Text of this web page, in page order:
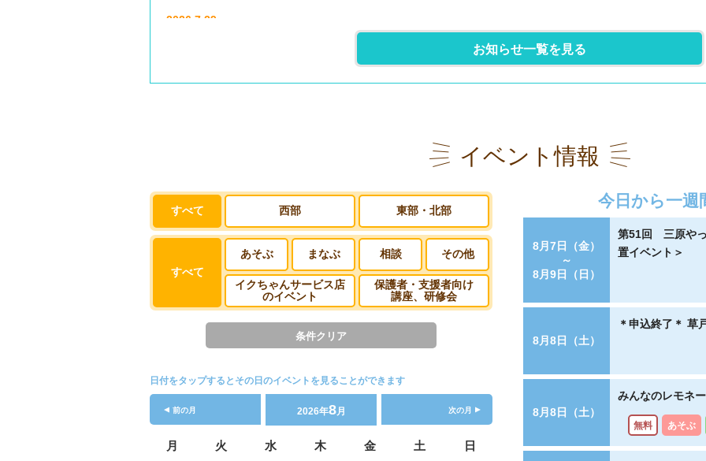
2026.7.29
令和8年度 ひろしまこども夢財団「子ども・子育て支援セミナー」参加者募集！
2026.7.28
8/19(水)「デジタル社会の子どもを育むＩＣＴセミナー」～安全・安心にスマホ・ＳＮＳ等を利用するため
夏休み 小学生向け公共交通利用促進キャンペーン「乗りエンテーリング」＆「こども50円バス」（公共交通
信用組合広島商銀様からご寄付をいただきました！
2026.7.7
株式会社ポストごはんの里様からご寄付(第9期)をいただきました！
2026.7.3
お知らせ一覧を見る
イベント情報
すべて 西部 東部・北部
すべて
あそぶ まなぶ 相談 その他
イクちゃんサービス店
のイベント
保護者・支援者向け
講座、研修会
条件クリア
日付をタップするとその日のイベントを見ることができます
前の月 2026年8月 次の月
月 火 水 木 金 土 日
今日から一週
8月7日（金）
～
8月9日（日）
第51回 三原や
置イベント＞
8月8日（土）
＊申込終了＊ 草
8月8日（土）
みんなのレモネ
無料 あそぶ